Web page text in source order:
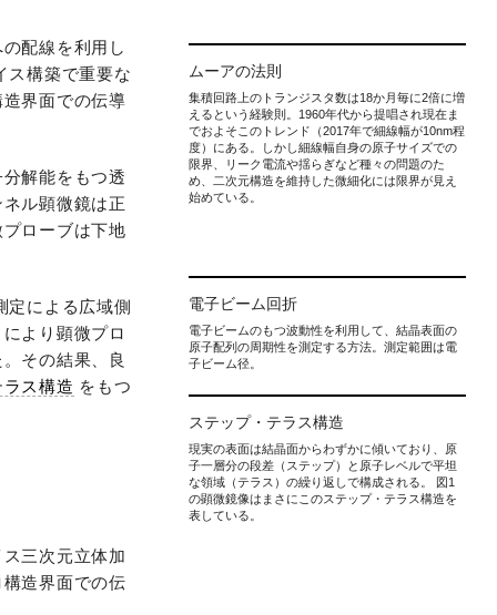
配線を利用し
ス構築で重要な
界面での伝導
解能をもつ透
ル顕微鏡は正
ローブは下地
定による広域側
より顕微プロ
その結果、良
ス構造 をもつ
三次元立体加
造界面での伝
ムーアの法則
集積回路上のトランジスタ数は18か月毎に2倍に増
えるという経験則。1960年代から提唱され現在ま
でおよそこのトレンド（2017年で細線幅が10nm程
度）にある。しかし細線幅自身の原子サイズでの
限界、リーク電流や揺らぎなど種々の問題のた
め、二次元構造を維持した微細化には限界が見え
始めている。
電子ビーム回折
電子ビームのもつ波動性を利用して、結晶表面の
原子配列の周期性を測定する方法。測定範囲は電
子ビーム径。
ステップ・テラス構造
現実の表面は結晶面からわずかに傾いており、原
子一層分の段差（ステップ）と原子レベルで平坦
な領域（テラス）の繰り返しで構成される。 図1
の顕微鏡像はまさにこのステップ・テラス構造を
表している。